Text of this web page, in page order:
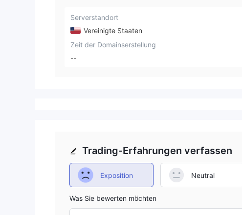
Serverstandort
Vereinigte Staaten
Zeit der Domainserstellung
--
Trading-Erfahrungen verfassen
Exposition Neutral
Was Sie bewerten möchten